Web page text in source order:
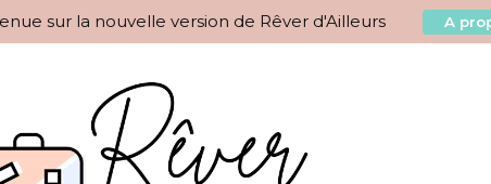
sur la nouvelle version de Rêver d'Ailleurs A